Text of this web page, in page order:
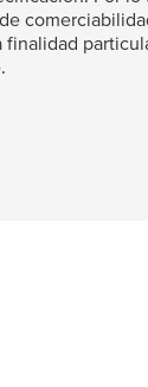
finalidad